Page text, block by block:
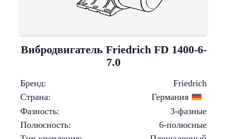
Вибродвигатель Friedrich FD 1400-6-
7.0
Бренд:
Friedrich
Страна:
Германия
Фазность:
3-фазные
Полюсность:
6-полюсные